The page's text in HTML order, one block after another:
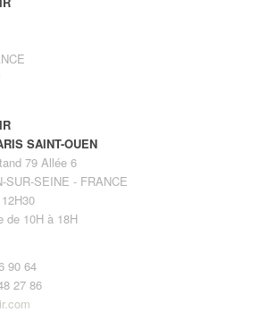
SAINT-OUEN
79 Allée 6
SUR-SEINE - FRANCE
de 10H à 18H
90 64
27 86